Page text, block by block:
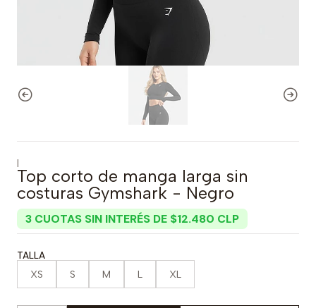
|
Top corto de manga larga sin
costuras Gymshark - Negro
3 CUOTAS SIN INTERÉS DE $12.480 CLP
TALLA
XS S M L XL